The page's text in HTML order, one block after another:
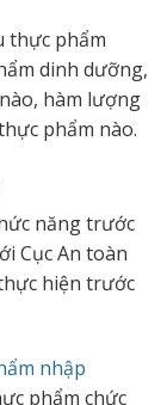
thực phẩm
dinh dưỡng,
hàm lượng
phẩm nào.
năng trước
Cục An toàn
hiện trước
nhập
phẩm chức